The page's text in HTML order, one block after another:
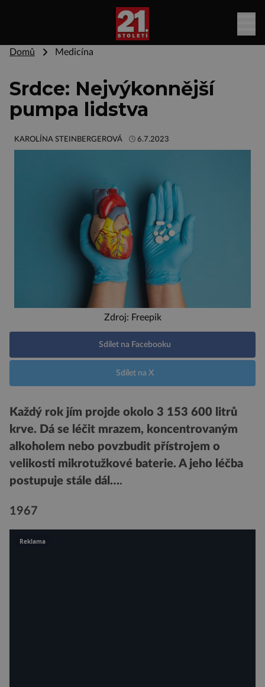
Domů Medicína
Srdce: Nejvýkonnější
pumpa lidstva
KAROLÍNA STEINBERGEROVÁ 6.7.2023
Zdroj: Freepik
Sdílet na Facebooku
Sdílet na X
Každý rok jím projde okolo 3 153 600 litrů
krve. Dá se léčit mrazem, koncentrovaným
alkoholem nebo povzbudit přístrojem o
velikosti mikrotužkové baterie. A jeho léčba
postupuje stále dál….
1967
Reklama